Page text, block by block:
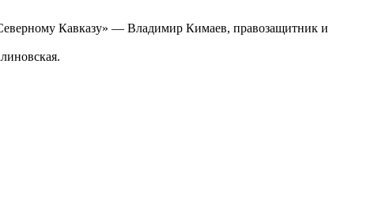
Кавказу» — Владимир Кимаев, правозащитник и